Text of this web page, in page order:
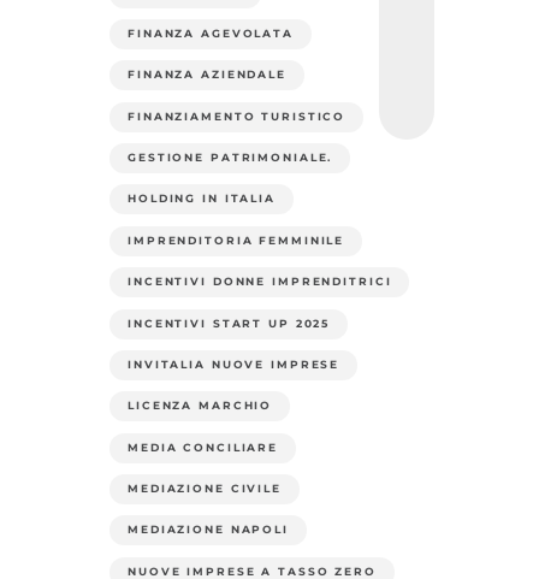
FINANZA AGEVOLATA
FINANZA AZIENDALE
FINANZIAMENTO TURISTICO
GESTIONE PATRIMONIALE.
HOLDING IN ITALIA
IMPRENDITORIA FEMMINILE
INCENTIVI DONNE IMPRENDITRICI
INCENTIVI START UP 2025
INVITALIA NUOVE IMPRESE
LICENZA MARCHIO
MEDIA CONCILIARE
MEDIAZIONE CIVILE
MEDIAZIONE NAPOLI
NUOVE IMPRESE A TASSO ZERO